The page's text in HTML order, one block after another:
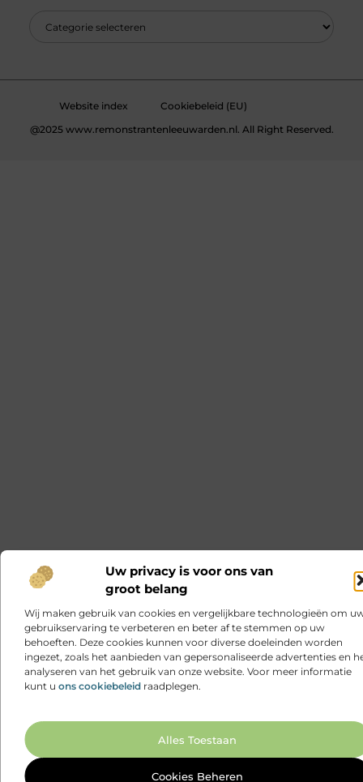
Uw privacy is voor ons van
groot belang
Wij maken gebruik van cookies en vergelijkbare technologieën om
gebruikservaring te verbeteren en beter af te stemmen op uw
behoeften. Deze cookies kunnen voor diverse doeleinden worden
ingezet, zoals het aanbieden van gepersonaliseerde advertenties en
analyseren van het gebruik van onze website. Voor meer informatie
kunt u ons cookiebeleid raadplegen.
Alles Toestaan
Cookies Beheren
Website index
Cookiebeleid (EU)
@2025 www.remonstrantenleeuwarden.nl. All Right Reserved.